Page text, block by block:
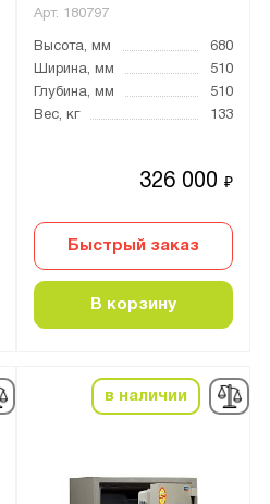
Арт. 180797
Высота, мм
680
Ширина, мм
510
Глубина, мм
510
Вес, кг
133
326 000₽
Быстрый заказ
В корзину
в наличии